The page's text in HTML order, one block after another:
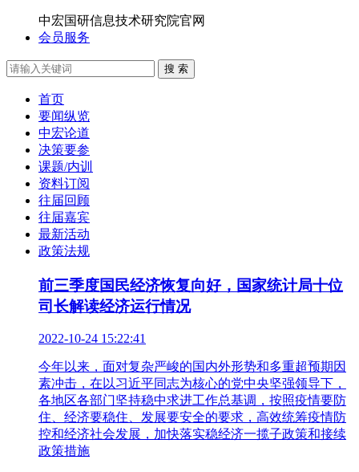
中宏国研信息技术研究院官网
会员服务
搜 索
首页
要闻纵览
中宏论道
决策要参
课题/内训
资料订阅
往届回顾
往届嘉宾
最新活动
政策法规
前三季度国民经济恢复向好，国家统计局十位
司长解读经济运行情况
2022-10-24 15:22:41
今年以来，面对复杂严峻的国内外形势和多重超预期因
素冲击，在以习近平同志为核心的党中央坚强领导下，
各地区各部门坚持稳中求进工作总基调，按照疫情要防
住、经济要稳住、发展要安全的要求，高效统筹疫情防
控和经济社会发展，加快落实稳经济一揽子政策和接续
政策措施